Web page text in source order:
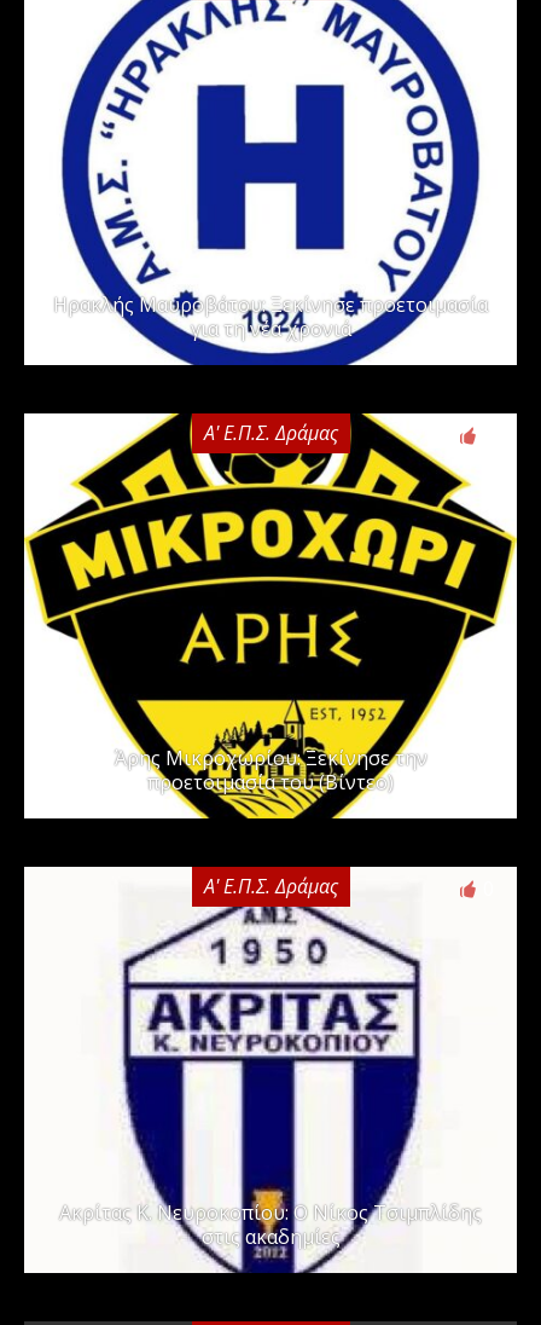
Ηρακλής Μαυροβάτου: Ξεκίνησε προετοιμασία
για τη νέα χρονιά
Α' Ε.Π.Σ. Δράμας
Άρης Μικροχωρίου: Ξεκίνησε την
προετοιμασία του (Βίντεο)
Α' Ε.Π.Σ. Δράμας
Ακρίτας Κ. Νευροκοπίου: Ο Νίκος Τσιμπλίδης
στις ακαδημίες